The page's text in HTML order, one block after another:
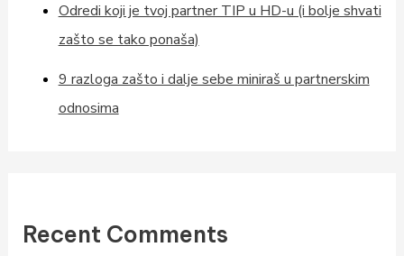
Odredi koji je tvoj partner TIP u HD-u (i bolje shvati
zašto se tako ponaša)
9 razloga zašto i dalje sebe miniraš u partnerskim
odnosima
Recent Comments